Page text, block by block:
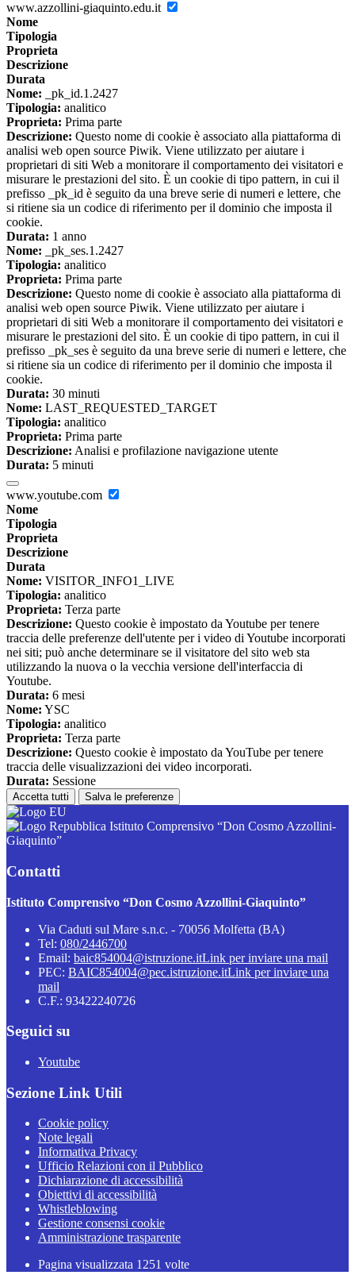
www.azzollini-giaquinto.edu.it
Nome
Tipologia
Proprieta
Descrizione
Durata
Nome: _pk_id.1.2427
Tipologia: analitico
Proprieta: Prima parte
Descrizione: Questo nome di cookie è associato alla piattaforma di
analisi web open source Piwik. Viene utilizzato per aiutare i
proprietari di siti Web a monitorare il comportamento dei visitatori e
misurare le prestazioni del sito. È un cookie di tipo pattern, in cui il
prefisso _pk_id è seguito da una breve serie di numeri e lettere, che
si ritiene sia un codice di riferimento per il dominio che imposta il
cookie.
Durata: 1 anno
Nome: _pk_ses.1.2427
Tipologia: analitico
Proprieta: Prima parte
Descrizione: Questo nome di cookie è associato alla piattaforma di
analisi web open source Piwik. Viene utilizzato per aiutare i
proprietari di siti Web a monitorare il comportamento dei visitatori e
misurare le prestazioni del sito. È un cookie di tipo pattern, in cui il
prefisso _pk_ses è seguito da una breve serie di numeri e lettere, che
si ritiene sia un codice di riferimento per il dominio che imposta il
cookie.
Durata: 30 minuti
Nome: LAST_REQUESTED_TARGET
Tipologia: analitico
Proprieta: Prima parte
Descrizione: Analisi e profilazione navigazione utente
Durata: 5 minuti
www.youtube.com
Nome
Tipologia
Proprieta
Descrizione
Durata
Nome: VISITOR_INFO1_LIVE
Tipologia: analitico
Proprieta: Terza parte
Descrizione: Questo cookie è impostato da Youtube per tenere
traccia delle preferenze dell'utente per i video di Youtube incorporati
nei siti; può anche determinare se il visitatore del sito web sta
utilizzando la nuova o la vecchia versione dell'interfaccia di
Youtube.
Durata: 6 mesi
Nome: YSC
Tipologia: analitico
Proprieta: Terza parte
Descrizione: Questo cookie è impostato da YouTube per tenere
traccia delle visualizzazioni dei video incorporati.
Durata: Sessione
Accetta tutti Salva le preferenze
Istituto Comprensivo “Don Cosmo Azzollini-
Giaquinto”
Contatti
Istituto Comprensivo “Don Cosmo Azzollini-Giaquinto”
Via Caduti sul Mare s.n.c. - 70056 Molfetta (BA)
Tel: 080/2446700
Email: baic854004@istruzione.itLink per inviare una mail
PEC: BAIC854004@pec.istruzione.itLink per inviare una
mail
C.F.: 93422240726
Seguici su
Youtube
Sezione Link Utili
Cookie policy
Note legali
Informativa Privacy
Ufficio Relazioni con il Pubblico
Dichiarazione di accessibilità
Obiettivi di accessibilità
Whistleblowing
Gestione consensi cookie
Amministrazione trasparente
Pagina visualizzata 1251 volte